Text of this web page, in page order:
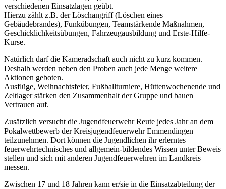
verschiedenen Einsatzlagen geübt.
Hierzu zählt z.B. der Löschangriff (Löschen eines
Gebäudebrandes), Funkübungen, Teamstärkende Maßnahmen,
Geschicklichkeitsübungen, Fahrzeugausbildung und Erste-Hilfe-
Kurse.
Natürlich darf die Kameradschaft auch nicht zu kurz kommen.
Deshalb werden neben den Proben auch jede Menge weitere
Aktionen geboten.
Ausflüge, Weihnachtsfeier, Fußballturniere, Hüttenwochenende und
Zeltlager stärken den Zusammenhalt der Gruppe und bauen
Vertrauen auf.
Zusätzlich versucht die Jugendfeuerwehr Reute jedes Jahr an dem
Pokalwettbewerb der Kreisjugendfeuerwehr Emmendingen
teilzunehmen. Dort können die Jugendlichen ihr erlerntes
feuerwehrtechnisches und allgemein-bildendes Wissen unter Beweis
stellen und sich mit anderen Jugendfeuerwehren im Landkreis
messen.
Zwischen 17 und 18 Jahren kann er/sie in die Einsatzabteilung der